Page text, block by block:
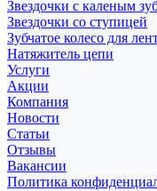
Звездочки с каленым
Звездочки со ступицей
Зубчатое колесо для
Натяжитель цепи
Услуги
Акции
Компания
Новости
Статьи
Отзывы
Вакансии
Политика